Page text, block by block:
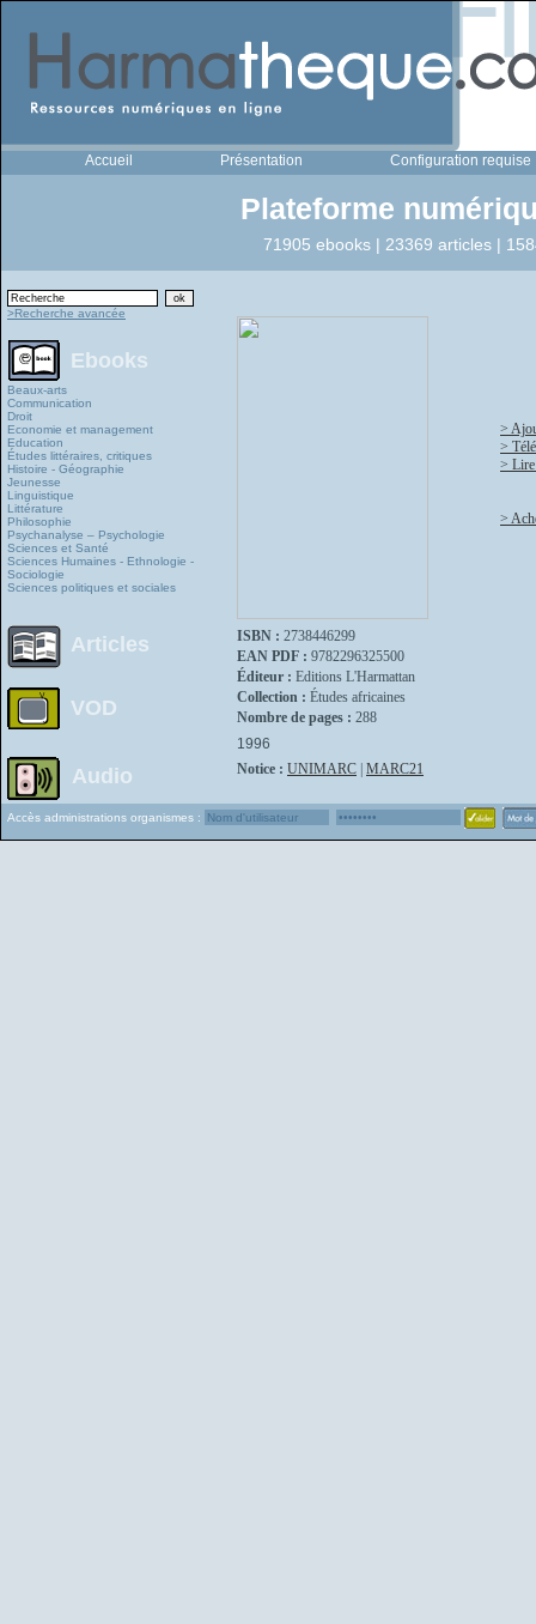
Accueil Présentation Configuration requise
Plateforme
71905 ebooks | 23369 articles |
>Recherche avancée
Ebooks
Beaux-arts
Communication
Droit
Economie et management
Education
Études littéraires, critiques
Histoire - Géographie
Jeunesse
Linguistique
Littérature
Philosophie
Psychanalyse – Psychologie
Sciences et Santé
Sciences Humaines - Ethnologie -
Sociologie
Sciences politiques et sociales
Articles
VOD
Audio
ISBN : 2738446299
EAN PDF : 9782296325500
Éditeur : Editions L'Harmattan
Collection : Études africaines
Nombre de pages : 288
1996
Notice : UNIMARC MARC21
>
>
> Lire
>
Accès administrations organismes :